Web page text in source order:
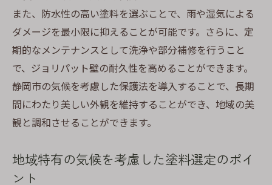
また、防水性の高い塗料を選ぶことで、雨や湿気による
ダメージを最小限に抑えることが可能です。さらに、定
期的なメンテナンスとして洗浄や部分補修を行うこと
で、ジョリパット壁の耐久性を高めることができます。
静岡市の気候を考慮した保護法を導入することで、長期
間にわたり美しい外観を維持することができ、地域の美
観と調和させることができます。
地域特有の気候を考慮した塗料選定のポイ
ント